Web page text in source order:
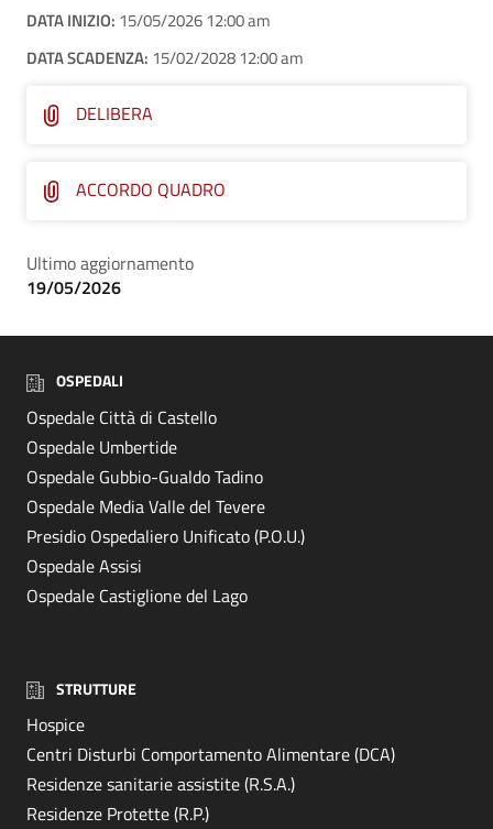
DATA INIZIO: 15/05/2026 12:00 am
DATA SCADENZA: 15/02/2028 12:00 am
DELIBERA
ACCORDO QUADRO
Ultimo aggiornamento
19/05/2026
OSPEDALI
Ospedale Città di Castello
Ospedale Umbertide
Ospedale Gubbio-Gualdo Tadino
Ospedale Media Valle del Tevere
Presidio Ospedaliero Unificato (P.O.U.)
Ospedale Assisi
Ospedale Castiglione del Lago
STRUTTURE
Hospice
Centri Disturbi Comportamento Alimentare (DCA)
Residenze sanitarie assistite (R.S.A.)
Residenze Protette (R.P.)